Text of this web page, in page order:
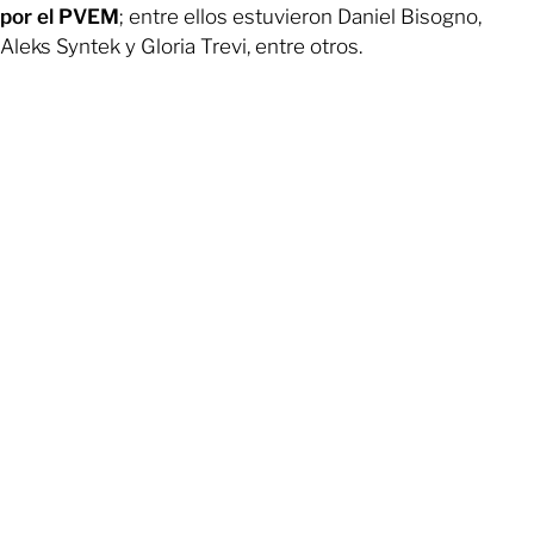
por el PVEM; entre ellos estuvieron Daniel Bisogno,
Aleks Syntek y Gloria Trevi, entre otros.